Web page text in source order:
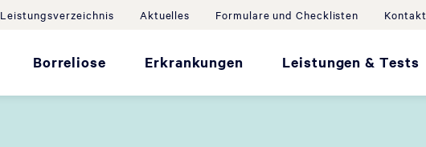
Leistungsverzeichnis Aktuelles Formulare und Checklisten Kontakt
Borreliose Erkrankungen Leistungen & Tests